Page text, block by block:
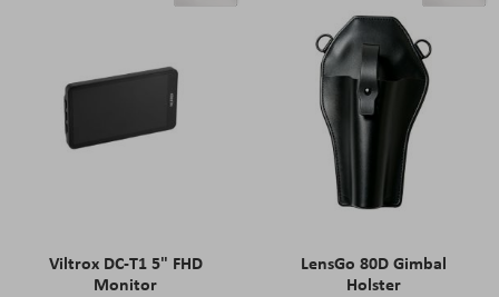
Viltrox DC-T1 5" FHD
Monitor
LensGo 80D Gimbal
Holster